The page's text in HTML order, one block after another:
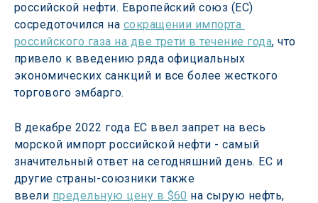
российской нефти. Европейский союз (ЕС)
сосредоточился на сокращении импорта
российского газа на две трети в течение года, что
привело к введению ряда официальных
экономических санкций и все более жесткого
торгового эмбарго.
В декабре 2022 года ЕС ввел запрет на весь
морской импорт российской нефти - самый
значительный ответ на сегодняшний день. ЕС и
другие страны-союзники также
ввели предельную цену в $60 на сырую нефть,